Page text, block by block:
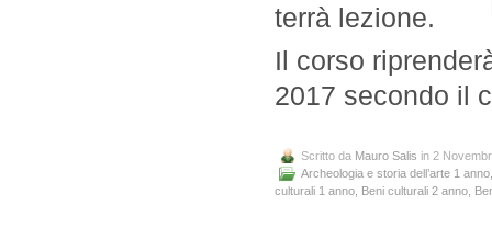
terrà lezione.
Il corso
2017 secondo il
Scritto da Mauro Salis in 2
Archeologia e storia dell’arte 1 anno
culturali 1 anno Beni culturali 2 anno